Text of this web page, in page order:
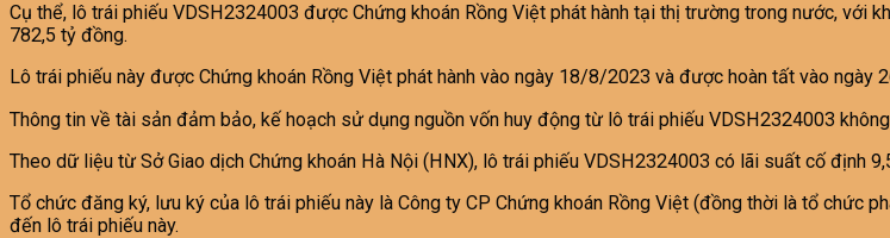
Cụ thể, lô trái phiếu VDSH2324003 được Chứng khoán Rồng Việt phát hành tại thị trường trong nước, với
782,5 tỷ đồng.
Lô trái phiếu này được Chứng khoán Rồng Việt phát hành vào ngày 18/8/2023 và được hoàn tất vào
Thông tin về tài sản đảm bảo, kế hoạch sử dụng nguồn vốn huy động từ lô trái phiếu VDSH2324003
Theo dữ liệu từ Sở Giao dịch Chứng khoán Hà Nội (HNX), lô trái phiếu VDSH2324003 có lãi suất cố định
Tổ chức đăng ký, lưu ký của lô trái phiếu này là Công ty CP Chứng khoán Rồng Việt (đồng thời là tổ chức
đến lô trái phiếu này.